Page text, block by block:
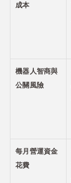
成本
機器人智商與
公關風險
每月營運資金
花費